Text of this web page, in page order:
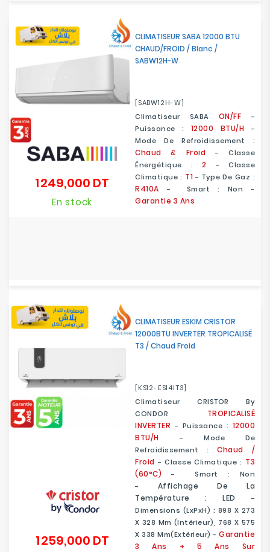
CLIMATISEUR SABA 12000 BTU
CHAUD/FROID / Blanc /
SABW12H-W
[SABW12H-W]
Climatiseur SABA ON/FF -
Puissance : 12000 BTU/H -
Mode De Refroidissement :
Chaud & Froid - Classe
Énergétique : 2 - Classe
Climatique : T1 - Type De Gaz :
R410A - Smart : Non -
Garantie 3 Ans
1 249,000 DT
En stock
CLIMATISEUR ESKIM CRISTOR
12000BTU INVERTER TROPICALISÉ
T3 / Chaud Froid
[KS12-ES14IT3]
Climatiseur CRISTOR By
CONDOR TROPICALISÉ
INVERTER - Puissance : 12000
BTU/H - Mode De
Refroidissement :Chaud /
Froid - Classe Climatique : T3
(60°C)- Smart : Non
- Affichage De La
Température : LED -
Dimensions (LxPxH) : 898 X 273
X 328 Mm (intérieur), 768 X 575
X 338 Mm(extérieur) - Garantie
3 Ans + 5 Ans Sur
1 259,000 DTPrix